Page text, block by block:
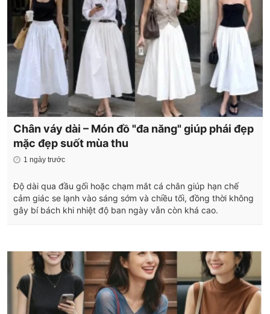
Chân váy dài – Món đồ "đa năng" giúp phái đẹp
mặc đẹp suốt mùa thu
1 ngày trước
Độ dài qua đầu gối hoặc chạm mắt cá chân giúp hạn chế
cảm giác se lạnh vào sáng sớm và chiều tối, đồng thời không
gây bí bách khi nhiệt độ ban ngày vẫn còn khá cao.